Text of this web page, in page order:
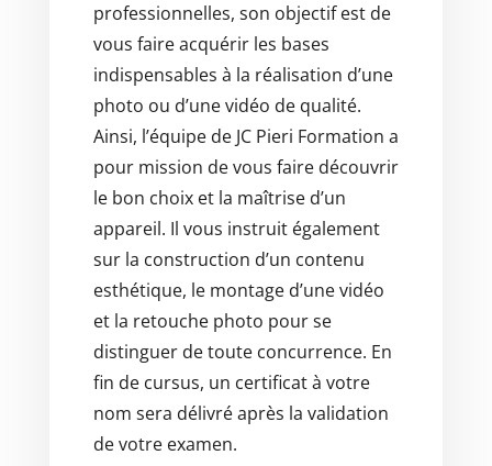
professionnelles, son objectif est de
vous faire acquérir les bases
indispensables à la réalisation d’une
photo ou d’une vidéo de qualité.
Ainsi, l’équipe de JC Pieri Formation a
pour mission de vous faire découvrir
le bon choix et la maîtrise d’un
appareil. Il vous instruit également
sur la construction d’un contenu
esthétique, le montage d’une vidéo
et la retouche photo pour se
distinguer de toute concurrence. En
fin de cursus, un certificat à votre
nom sera délivré après la validation
de votre examen.